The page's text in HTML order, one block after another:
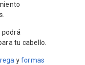
podrá
tu cabello.
yformas